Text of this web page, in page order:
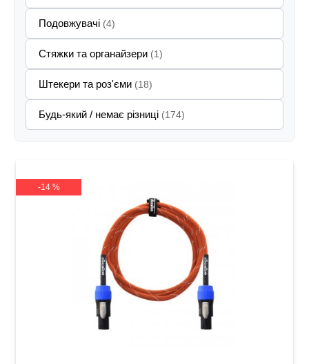
Подовжувачі (4)
Стяжки та органайзери (1)
Штекери та роз'єми (18)
Будь-який / немає різниці (174)
-14 %